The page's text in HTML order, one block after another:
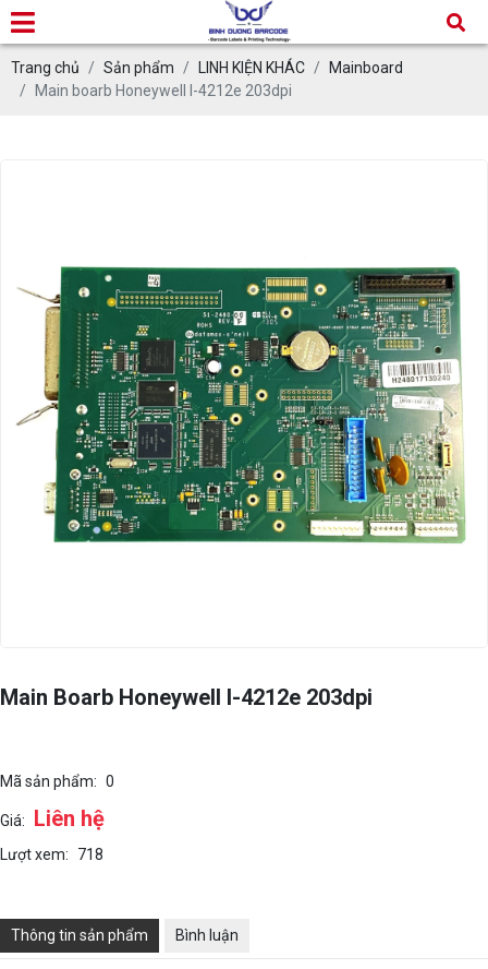
Trang chủ Sản phẩm LINH KIỆN KHÁC
Mainboard
Main boarb Honeywell I-4212e 203dpi
Main Boarb Honeywell I-4212e 203dpi
Mã sản phẩm: 0
Giá: Liên hệ
Lượt xem: 718
Thông tin sản phẩm Bình luận